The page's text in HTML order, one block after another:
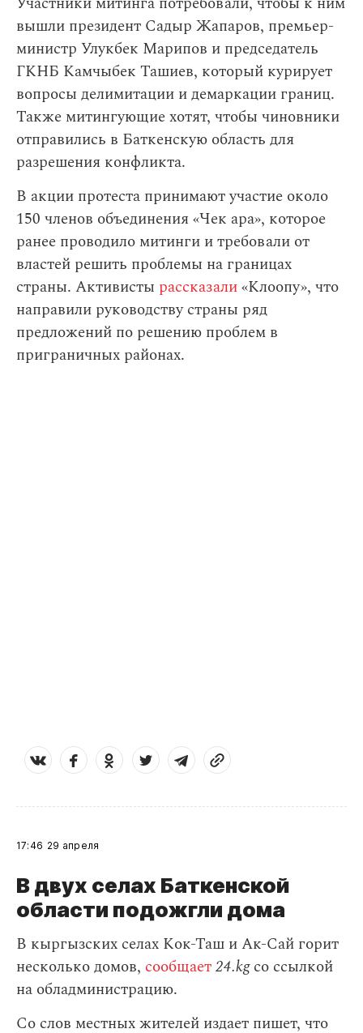
вышли президент Садыр Жапаров, премьер-
министр Улукбек Марипов и председатель
ГКНБ Камчыбек Ташиев, который курирует
вопросы делимитации и демаркации границ.
Также митингующие хотят, чтобы чиновники
отправились в Баткенскую область для
разрешения конфликта.
В акции протеста принимают участие около
150 членов объединения «Чек ара», которое
ранее проводило митинги и требовали от
властей решить проблемы на границах
страны. Активисты рассказали«Клоопу», что
направили руководству страны ряд
предложений по решению проблем в
приграничных районах.
17:46 29 апреля
В двух селах Баткенской
области подожгли дома
В кыргызских селах Кок-Таш и Ак-Сай горит
несколько домов, сообщает24.kgсо ссылкой
на обладминистрацию.
Со слов местных жителей издает пишет, что